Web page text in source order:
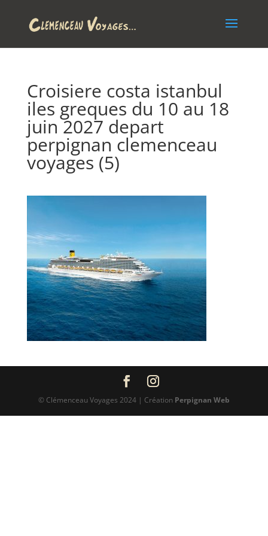
Croisiere costa istanbul
iles greques du 10 au 18
juin 2027 depart
perpignan clemenceau
voyages (5)
© Clémenceau Voyages 2024 | Création Perpignan Web